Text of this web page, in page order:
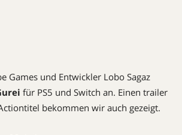
Games und Entwickler Lobo Sagaz
für PS5 und Switch an. Einen trailer
bekommen wir auch gezeigt.